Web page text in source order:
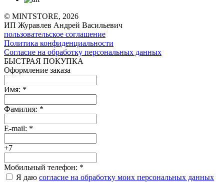
© MINTSTORE, 2026
ИП Журавлев Андрей Васильевич
пользовательское соглашение
Политика конфиденциальности
Согласие на обработку персональных данных
БЫСТРАЯ ПОКУПКА
Оформление заказа
Имя: *
Фамилия: *
E-mail: *
+7
Мобильный телефон: *
Я даю согласие на обработку моих персональных данных